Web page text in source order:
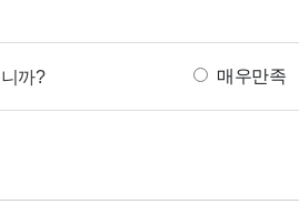
까?
도
매우만족